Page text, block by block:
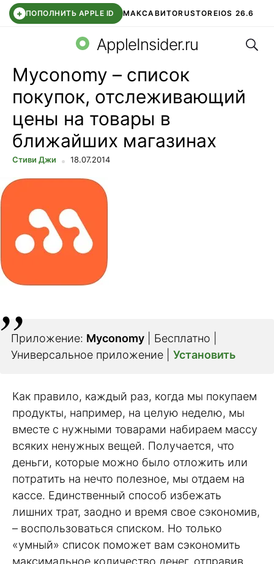
+ ПОПОЛНИТЬ APPLE ID МАКСАВИТОRUSTOREIOS 26.6
СБЕР КИДС ВТБ ОНЛАЙН ЧАТ В ROBLOX
AppleInsider.ru
Myconomy – список
покупок, отслеживающий
цены на товары в
ближайших магазинах
Стиви Джи 18.07.2014
Приложение: Myconomy | Бесплатно |
Универсальное приложение | Установить
Как правило, каждый раз, когда мы покупаем
продукты, например, на целую неделю, мы
вместе с нужными товарами набираем массу
всяких ненужных вещей. Получается, что
деньги, которые можно было отложить или
потратить на нечто полезное, мы отдаем на
кассе. Единственный способ избежать
лишних трат, заодно и время свое сэкономив,
– воспользоваться списком. Но только
«умный» список поможет вам сэкономить
максимальное количество денег, отправив